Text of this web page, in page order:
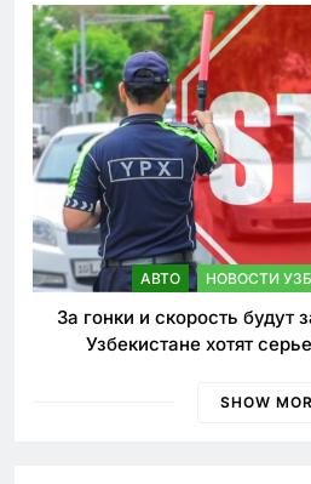
АВТО НОВОСТИ
За гонки и скорость
Узбекистане хотят
SHOW